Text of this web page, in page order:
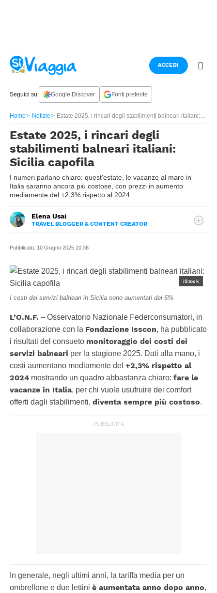
ACCEDI
Seguici su: Google Discover Fonti preferite
Home Notizie Estate 2025, i rincari degli stabilimenti balneari italiani: Sicilia capofila
Estate 2025, i rincari degli
stabilimenti balneari italiani:
Sicilia capofila
I numeri parlano chiaro: quest'estate, le vacanze al mare in
Italia saranno ancora più costose, con prezzi in aumento
mediamente del +2,3% rispetto al 2024
Elena Usai
TRAVEL BLOGGER & CONTENT CREATOR
libro con sé.
Pubblicato: 10 Giugno 2025 10:36
iStock
I costi dei servizi balneari in Sicilia sono aumentati del 6%
L’O.N.F. – Osservatorio Nazionale Federconsumatori, in
collaborazione con la Fondazione Isscon, ha pubblicato
i risultati del consueto monitoraggio dei costi dei
servizi balneari per la stagione 2025. Dati alla mano, i
costi aumentano mediamente del +2,3% rispetto al
2024 mostrando un quadro abbastanza chiaro: fare le
vacanze in Italia, per chi vuole usufruire dei comfort
offerti dagli stabilimenti, diventa sempre più costoso.
In generale, negli ultimi anni, la tariffa media per un
ombrellone e due lettini è aumentata anno dopo anno,